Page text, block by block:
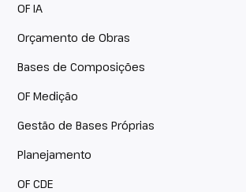
OF IA
Orçamento de Obras
Bases de Composições
OF Medição
Gestão de Bases Próprias
Planejamento
OF CDE